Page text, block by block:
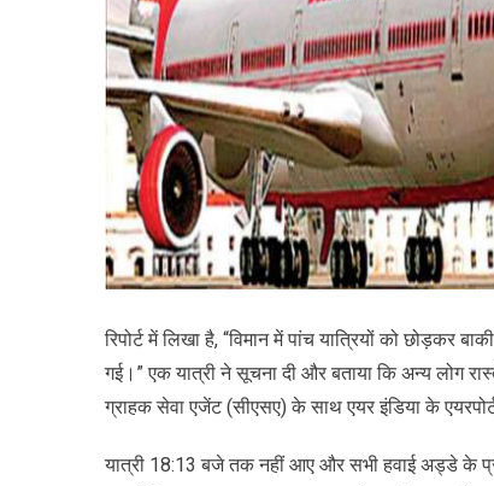
रिपोर्ट में लिखा है, “विमान में पांच यात्रियों को छोड़कर
गई।” एक यात्री ने सूचना दी और बताया कि अन्य लोग
ग्राहक सेवा एजेंट (सीएसए) के साथ एयर इंडिया के
यात्री 18:13 बजे तक नहीं आए और सभी हवाई अड्डे के